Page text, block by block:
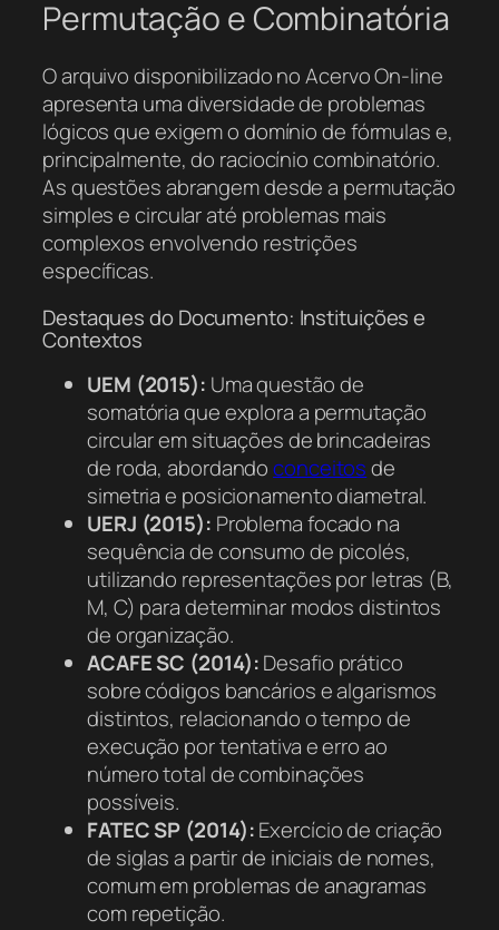
Permutação e Combinatória
O arquivo disponibilizado no Acervo On-line
apresenta uma diversidade de problemas
lógicos que exigem o domínio de fórmulas e,
principalmente, do raciocínio combinatório.
As questões abrangem desde a permutação
simples e circular até problemas mais
complexos envolvendo restrições
específicas.
Destaques do Documento: Instituições e
Contextos
UEM (2015): Uma questão de
somatória que explora a permutação
circular em situações de brincadeiras
de roda, abordandoconceitosde
simetria e posicionamento diametral.
UERJ (2015): Problema focado na
sequência de consumo de picolés,
utilizando representações por letras (B,
M, C) para determinar modos distintos
de organização.
ACAFE SC (2014):Desafio prático
sobre códigos bancários e algarismos
distintos, relacionando o tempo de
execução por tentativa e erro ao
número total de combinações
possíveis.
FATEC SP (2014):Exercício de criação
de siglas a partir de iniciais de nomes,
comum em problemas de anagramas
com repetição.